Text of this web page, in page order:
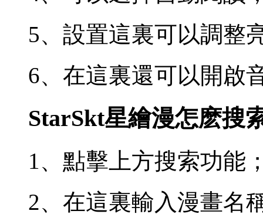
5、設置這裏可以調整
6、在這裏還可以開啟
StarSkt星繪漫怎麽搜
1、點擊上方搜索功能
2、在這裏輸入漫畫名